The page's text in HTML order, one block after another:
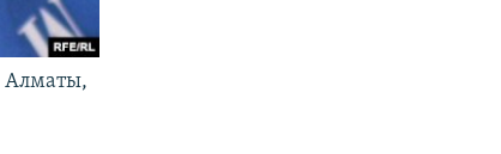
Алматы,